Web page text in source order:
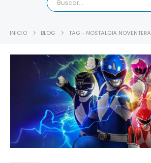
INICIO BLOG TAG - NOSTALGIA NOVENTERA